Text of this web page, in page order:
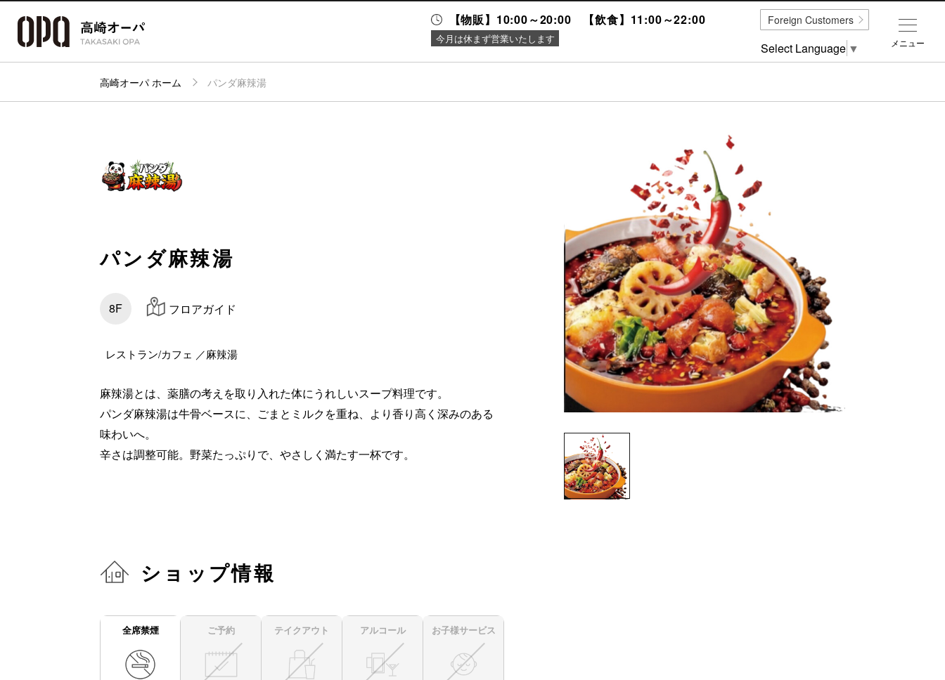
【物販】10:00～20:00 【飲食】11:00～22:00
今月は休まず営業いたします
アクセス・
パーキング
イベント
高崎オーパ ホーム パンダ麻辣湯
パンダ麻辣湯
8F フロアガイド
レストラン/カフェ ／麻辣湯
麻辣湯とは、薬膳の考えを取り入れた体にうれしいスープ料理です。
パンダ麻辣湯は牛骨ベースに、ごまとミルクを重ね、より香り高く深みのある
味わいへ。
辛さは調整可能。野菜たっぷりで、やさしく満たす一杯です。
ショップ情報
全席禁煙 ご予約 テイクアウト アルコール お子様サービス
メニュー
Foreign Customers
Select Language ▼